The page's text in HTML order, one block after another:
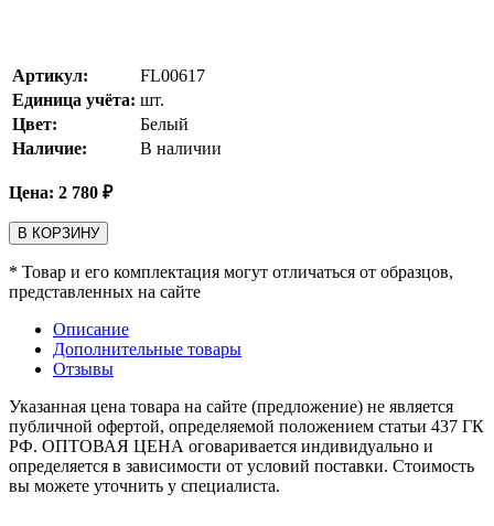
Артикул:
FL00617
Единица учёта: шт.
Цвет:
Белый
Наличие:
В наличии
Цена: 2 780 ₽
В КОРЗИНУ
* Товар и его комплектация могут отличаться от образцов,
представленных на сайте
Описание
Дополнительные товары
Отзывы
Указанная цена товара на сайте (предложение) не является
публичной офертой, определяемой положением статьи 437 ГК
РФ. ОПТОВАЯ ЦЕНА оговаривается индивидуально и
определяется в зависимости от условий поставки. Стоимость
вы можете уточнить у специалиста.